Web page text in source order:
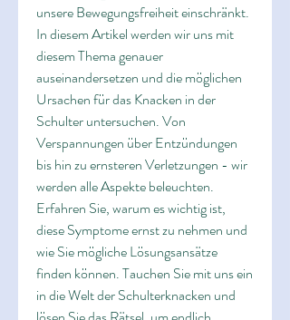
unsere Bewegungsfreiheit einschränkt.
In diesem Artikel werden wir uns mit
diesem Thema genauer
auseinandersetzen und die möglichen
Ursachen für das Knacken in der
Schulter untersuchen. Von
Verspannungen über Entzündungen
bis hin zu ernsteren Verletzungen - wir
werden alle Aspekte beleuchten.
Erfahren Sie, warum es wichtig ist,
diese Symptome ernst zu nehmen und
wie Sie mögliche Lösungsansätze
finden können. Tauchen Sie mit uns ein
in die Welt der Schulterknacken und